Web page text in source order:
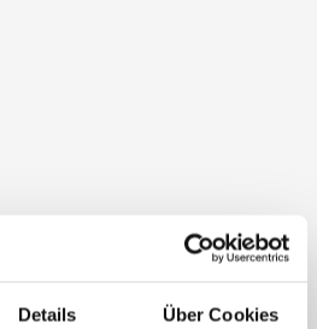
Details Über Cookies